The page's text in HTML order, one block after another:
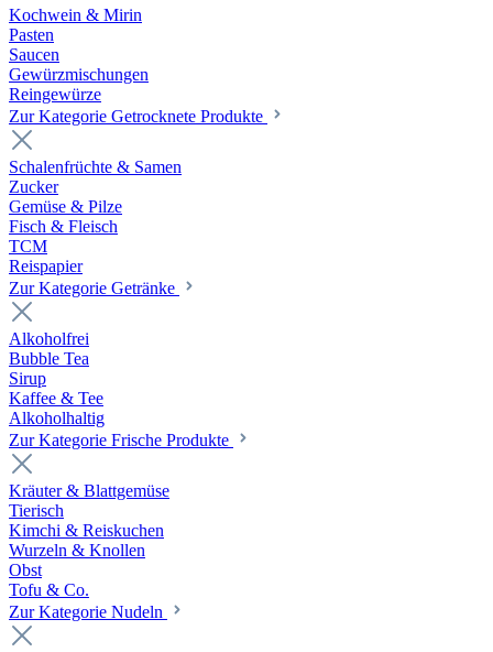
Kochwein & Mirin
Pasten
Saucen
Gewürzmischungen
Reingewürze
Zur Kategorie Getrocknete Produkte
Schalenfrüchte & Samen
Zucker
Gemüse & Pilze
Fisch & Fleisch
TCM
Reispapier
Zur Kategorie Getränke
Alkoholfrei
Bubble Tea
Sirup
Kaffee & Tee
Alkoholhaltig
Zur Kategorie Frische Produkte
Kräuter & Blattgemüse
Tierisch
Kimchi & Reiskuchen
Wurzeln & Knollen
Obst
Tofu & Co.
Zur Kategorie Nudeln